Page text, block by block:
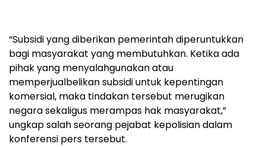
“Subsidi yang diberikan pemerintah diperuntukkan
bagi masyarakat yang membutuhkan. Ketika ada
pihak yang menyalahgunakan atau
memperjualbelikan subsidi untuk kepentingan
komersial, maka tindakan tersebut merugikan
negara sekaligus merampas hak masyarakat,”
ungkap salah seorang pejabat kepolisian dalam
konferensi pers tersebut.